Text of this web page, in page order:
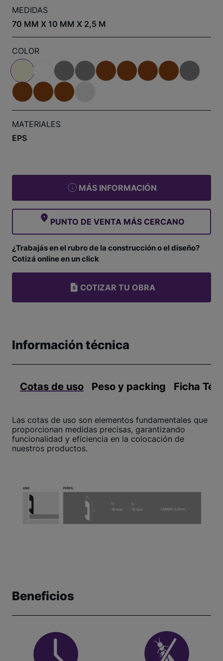
MEDIDAS
70 MM X 10 MM X 2,5 M
COLOR
MATERIALES
EPS
MÁS INFORMACIÓN
PUNTO DE VENTA MÁS CERCANO
¿Trabajás en el rubro de la construcción o el diseño?
Cotizá online en un click
COTIZAR TU OBRA
Información técnica
Cotas de uso Peso y packing Ficha
Las cotas de uso son elementos fundamentales que
proporcionan medidas precisas, garantizando
funcionalidad y eficiencia en la colocación de
nuestros productos.
Beneficios